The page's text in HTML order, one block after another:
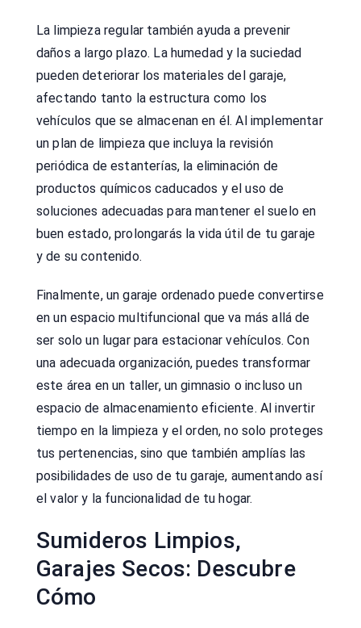
La limpieza regular también ayuda a prevenir
daños a largo plazo. La humedad y la suciedad
pueden deteriorar los materiales del garaje,
afectando tanto la estructura como los
vehículos que se almacenan en él. Al implementar
un plan de limpieza que incluya la revisión
periódica de estanterías, la eliminación de
productos químicos caducados y el uso de
soluciones adecuadas para mantener el suelo en
buen estado, prolongarás la vida útil de tu garaje
y de su contenido.
Finalmente, un garaje ordenado puede convertirse
en un espacio multifuncional que va más allá de
ser solo un lugar para estacionar vehículos. Con
una adecuada organización, puedes transformar
este área en un taller, un gimnasio o incluso un
espacio de almacenamiento eficiente. Al invertir
tiempo en la limpieza y el orden, no solo proteges
tus pertenencias, sino que también amplías las
posibilidades de uso de tu garaje, aumentando así
el valor y la funcionalidad de tu hogar.
Sumideros Limpios,
Garajes Secos: Descubre
Cómo